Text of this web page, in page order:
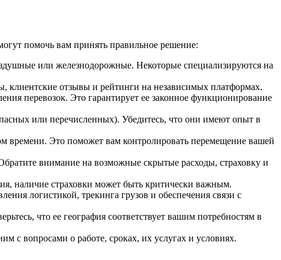
помочь вам принять правильное решение:
или железнодорожные. Некоторые специализируются на
клиентские отзывы и рейтинги на независимых платформах.
перевозок. Это гарантирует ее законное функционирование
или перечисленных). Убедитесь, что они имеют опыт в
времени. Это поможет вам контролировать перемещение вашей
внимание на возможные скрытые расходы, страховку и
наличие страховки может быть критически важным.
логистикой, трекинга грузов и обеспечения связи с
что ее география соответствует вашим потребностям в
с вопросами о работе, сроках, их услугах и условиях.